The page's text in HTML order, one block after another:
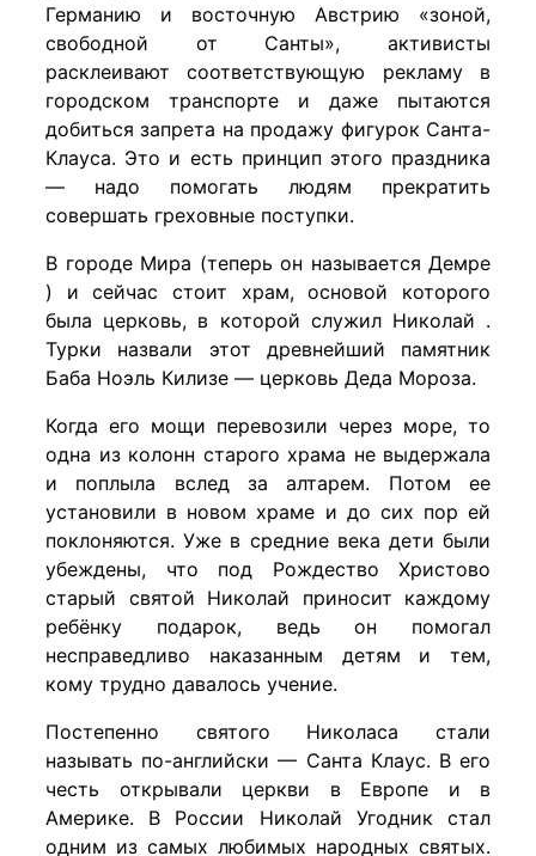
Германию и восточную Австрию «зоной,
свободной от Санты», активисты
расклеивают соответствующую рекламу в
городском транспорте и даже пытаются
добиться запрета на продажу фигурок Санта-
Клауса. Это и есть принцип этого праздника
— надо помогать людям прекратить
совершать греховные поступки.
В городе Мира (теперь он называется Демре
) и сейчас стоит храм, основой которого
была церковь, в которой служил Николай .
Турки назвали этот древнейший памятник
Баба Ноэль Килизе — церковь Деда Мороза.
Когда его мощи перевозили через море, то
одна из колонн старого храма не выдержала
и поплыла вслед за алтарем. Потом ее
установили в новом храме и до сих пор ей
поклоняются. Уже в средние века дети были
убеждены, что под Рождество Христово
старый святой Николай приносит каждому
ребёнку подарок, ведь он помогал
несправедливо наказанным детям и тем,
кому трудно давалось учение.
Постепенно святого Николаса стали
называть по-английски — Санта Клаус. В его
честь открывали церкви в Европе и в
Америке. В России Николай Угодник стал
одним из самых любимых народных святых.